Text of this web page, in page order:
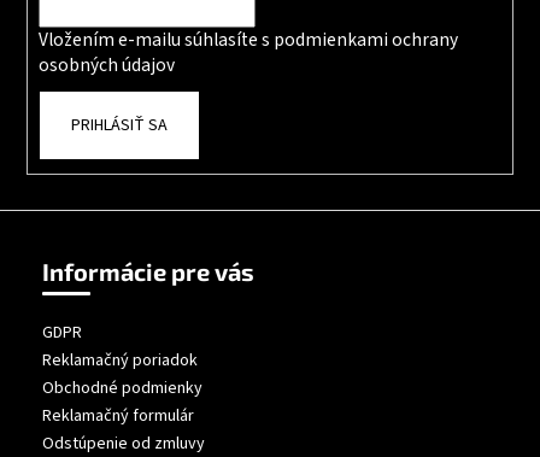
Vložením e-mailu súhlasíte s podmienkami ochrany
osobných údajov
PRIHLÁSIŤ SA
Informácie pre vás
GDPR
Reklamačný poriadok
Obchodné podmienky
Reklamačný formulár
Odstúpenie od zmluvy